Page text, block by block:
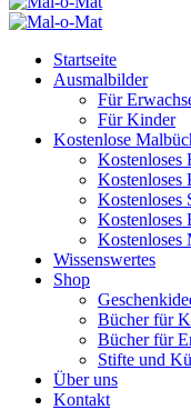
Startseite
Ausmalbilder
Für
Für Kinder
Kostenlose
Kostenloses
Kostenloses
Kostenloses
Kostenloses
Kostenloses
Wissenswertes
Shop
Bücher für
Bücher für
Stifte und
Über uns
Kontakt